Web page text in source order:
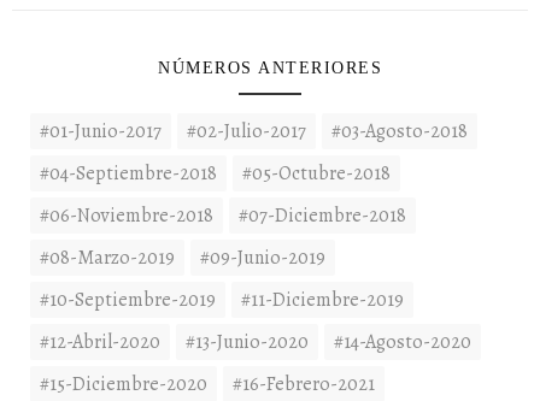
NÚMEROS ANTERIORES
#01-Junio-2017 #02-Julio-2017
#03-Agosto-2018
#04-Septiembre-2018
#05-Octubre-2018
#06-Noviembre-2018
#07-Diciembre-2018
#08-Marzo-2019
#09-Junio-2019
#10-Septiembre-2019
#11-Diciembre-2019
#12-Abril-2020
#13-Junio-2020
#14-Agosto-2020
#15-Diciembre-2020
#16-Febrero-2021